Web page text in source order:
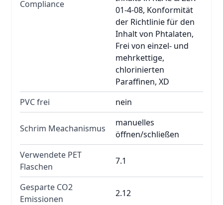
Compliance
01-4-08, Konformität
der Richtlinie für den
Inhalt von Phtalaten,
Frei von einzel- und
mehrkettige,
chlorinierten
Paraffinen, XD
PVC frei
nein
Schrim Meachanismus
manuelles
öffnen/schließen
Verwendete PET
Flaschen
7.1
Gesparte CO2
Emissionen
2.12